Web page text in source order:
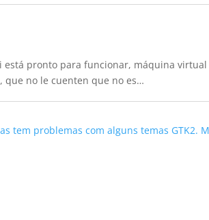
está pronto para funcionar, máquina virtual
que no le cuenten que no es…
tem problemas com alguns temas GTK2.